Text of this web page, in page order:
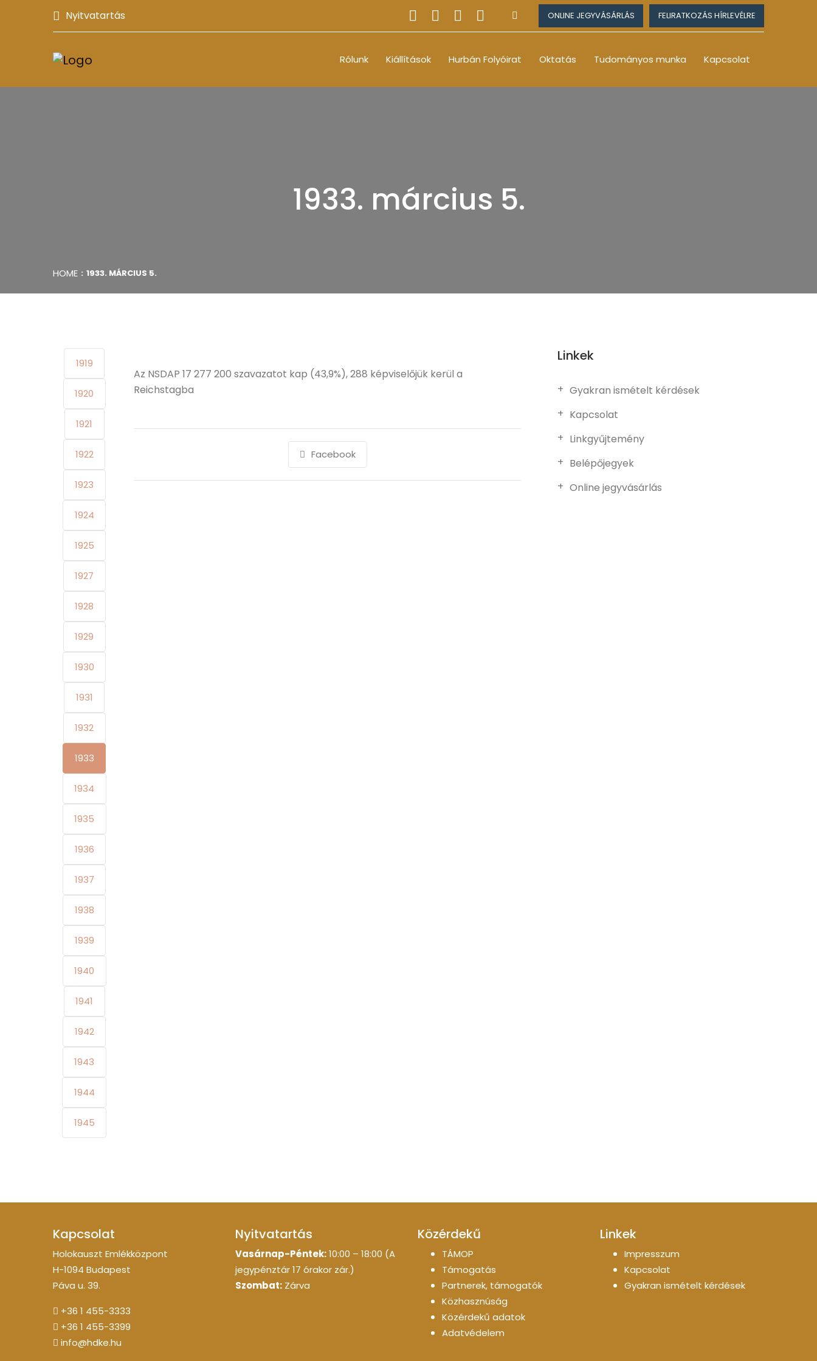
Nyitvatartás ONLINE JEGYVÁSÁRLÁS FELIRATKOZÁS HÍRLEVÉLRE
Rólunk Kiállítások Hurbán Folyóirat Oktatás Tudományos munka Kapcsolat
1933. március 5.
HOME 1933. MÁRCIUS 5.
1919
1920
1921
1922
1923
1924
1925
1927
1928
1929
1930
1931
1932
1933
1934
1935
1936
1937
1938
1939
1940
1941
1942
1943
1944
1945
Az NSDAP 17 277 200 szavazatot kap (43,9%), 288 képviselőjük kerül a
Reichstagba
Facebook
Linkek
Gyakran ismételt kérdések
Kapcsolat
Linkgyűjtemény
Belépőjegyek
Online jegyvásárlás
Kapcsolat
Holokauszt Emlékközpont
H-1094 Budapest
Páva u. 39.
+36 1 455-3333
+36 1 455-3399
info@hdke.hu
Nyitvatartás
Vasárnap-Péntek:10:00 – 18:00 (A
jegypénztár 17 órakor zár.)
Szombat: Zárva
Közérdekű
TÁMOP
Támogatás
Partnerek, támogatók
Közhasznúság
Közérdekű adatok
Adatvédelem
Linkek
Impresszum
Kapcsolat
Gyakran ismételt kérdések